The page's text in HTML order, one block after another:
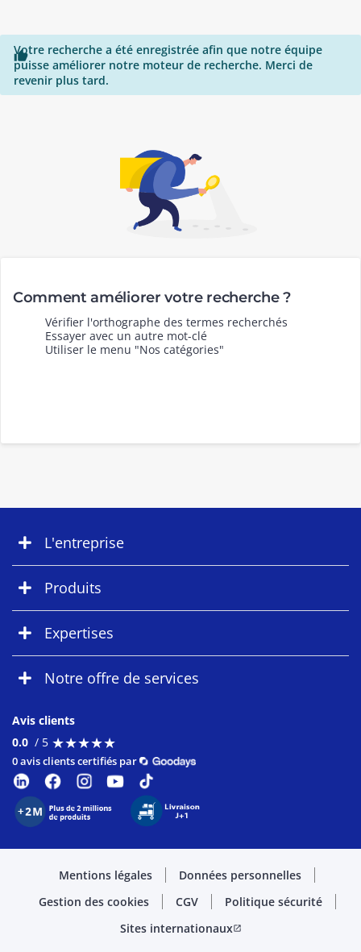

Votre recherche a été enregistrée afin que notre équipe
puisse améliorer notre moteur de recherche. Merci de
revenir plus tard.
Comment améliorer votre recherche ?
Vérifier l'orthographe des termes recherchés
Essayer avec un autre mot-clé
Utiliser le menu "Nos catégories"
L'entreprise
Produits
Expertises
Notre offre de services
Avis clients
0.0 / 5 ★★★★★
★★★★★
0 avis clients certifiés par
Mentions légales
Données personnelles
Gestion des cookies
CGV
Politique sécurité
Sites internationauxopen_in_new